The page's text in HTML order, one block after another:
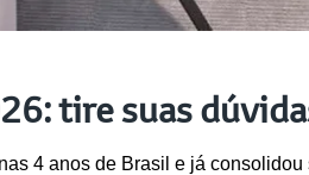
tire suas
4 anos de Brasil e já